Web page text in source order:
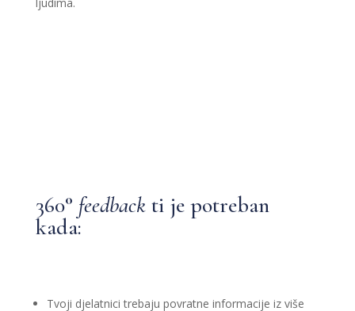
360° feedbackti je potreban
kada:
Tvoji djelatnici trebaju povratne informacije iz više